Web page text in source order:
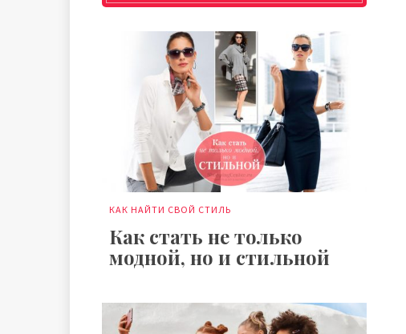
КАК НАЙТИ СВОЙ СТИЛЬ
Как стать не только
модной, но и стильной